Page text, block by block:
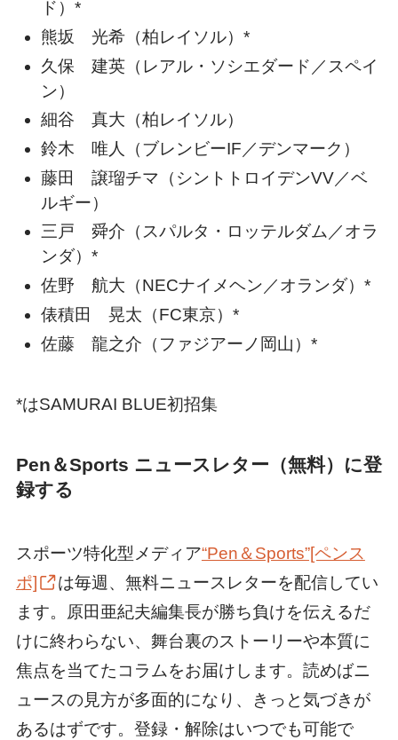
ド）*
熊坂 光希（柏レイソル）*
久保 建英（レアル・ソシエダード／スペイ
ン）
細谷 真大（柏レイソル）
鈴木 唯人（ブレンビーIF／デンマーク）
藤田 譲瑠チマ（シントトロイデンVV／ベ
ルギー）
三戸 舜介（スパルタ・ロッテルダム／オラ
ンダ）*
佐野 航大（NECナイメヘン／オランダ）*
俵積田 晃太（FC東京）*
佐藤 龍之介（ファジアーノ岡山）*
*はSAMURAI BLUE初招集
Pen＆Sports ニュースレター（無料）に登
録する
スポーツ特化型メディア“Pen＆Sports”[ペンス
ポ]
は毎週、無料ニュースレターを配信してい
ます。原田亜紀夫編集長が勝ち負けを伝えるだ
けに終わらない、舞台裏のストーリーや本質に
焦点を当てたコラムをお届けします。読めばニ
ュースの見方が多面的になり、きっと気づきが
あるはずです。登録・解除はいつでも可能で